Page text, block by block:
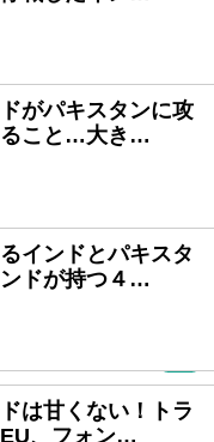
がパキスタンに攻
ること…大き…
インドとパキスタ
ドが持つ４…
は甘くない！トラ
、フォン…